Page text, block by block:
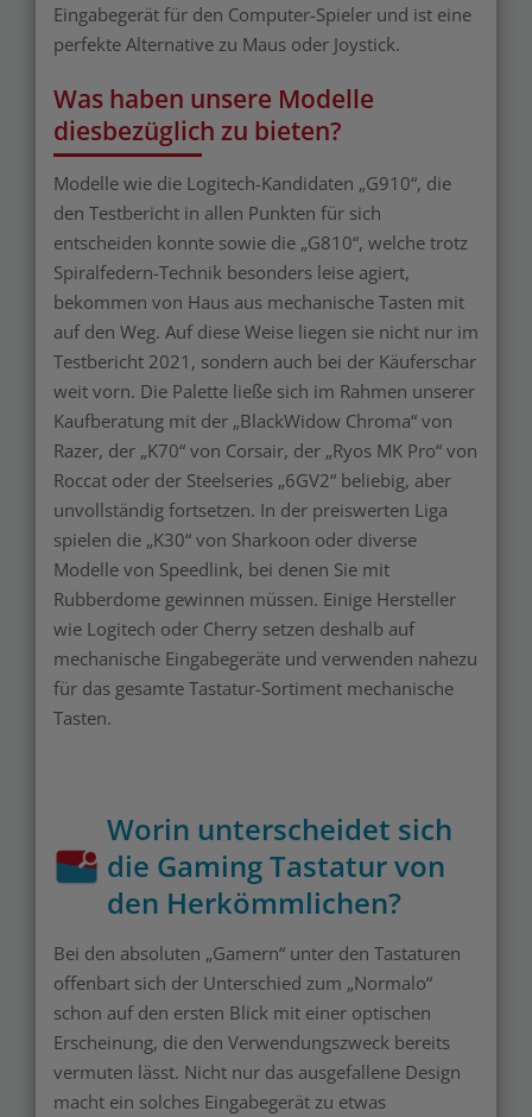
Eingabegerät für den Computer-Spieler und ist eine
perfekte Alternative zu Maus oder Joystick.
Was haben unsere Modelle
diesbezüglich zu bieten?
Modelle wie die Logitech-Kandidaten „G910“, die
den Testbericht in allen Punkten für sich
entscheiden konnte sowie die „G810“, welche trotz
Spiralfedern-Technik besonders leise agiert,
bekommen von Haus aus mechanische Tasten mit
auf den Weg. Auf diese Weise liegen sie nicht nur im
Testbericht 2021, sondern auch bei der Käuferschar
weit vorn. Die Palette ließe sich im Rahmen unserer
Kaufberatung mit der „BlackWidow Chroma“ von
Razer, der „K70“ von Corsair, der „Ryos MK Pro“ von
Roccat oder der Steelseries „6GV2“ beliebig, aber
unvollständig fortsetzen. In der preiswerten Liga
spielen die „K30“ von Sharkoon oder diverse
Modelle von Speedlink, bei denen Sie mit
Rubberdome gewinnen müssen. Einige Hersteller
wie Logitech oder Cherry setzen deshalb auf
mechanische Eingabegeräte und verwenden nahezu
für das gesamte Tastatur-Sortiment mechanische
Tasten.
Worin unterscheidet sich
die Gaming Tastatur von
den Herkömmlichen?
Bei den absoluten „Gamern“ unter den Tastaturen
offenbart sich der Unterschied zum „Normalo“
schon auf den ersten Blick mit einer optischen
Erscheinung, die den Verwendungszweck bereits
vermuten lässt. Nicht nur das ausgefallene Design
macht ein solches Eingabegerät zu etwas